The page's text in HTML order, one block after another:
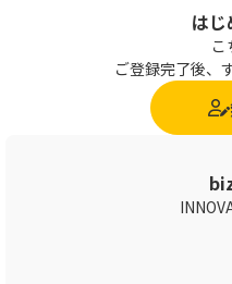
て、理解できていない20
らの働き方についてや書
オープン・ワールドで
は
こ
ご登録完了後、